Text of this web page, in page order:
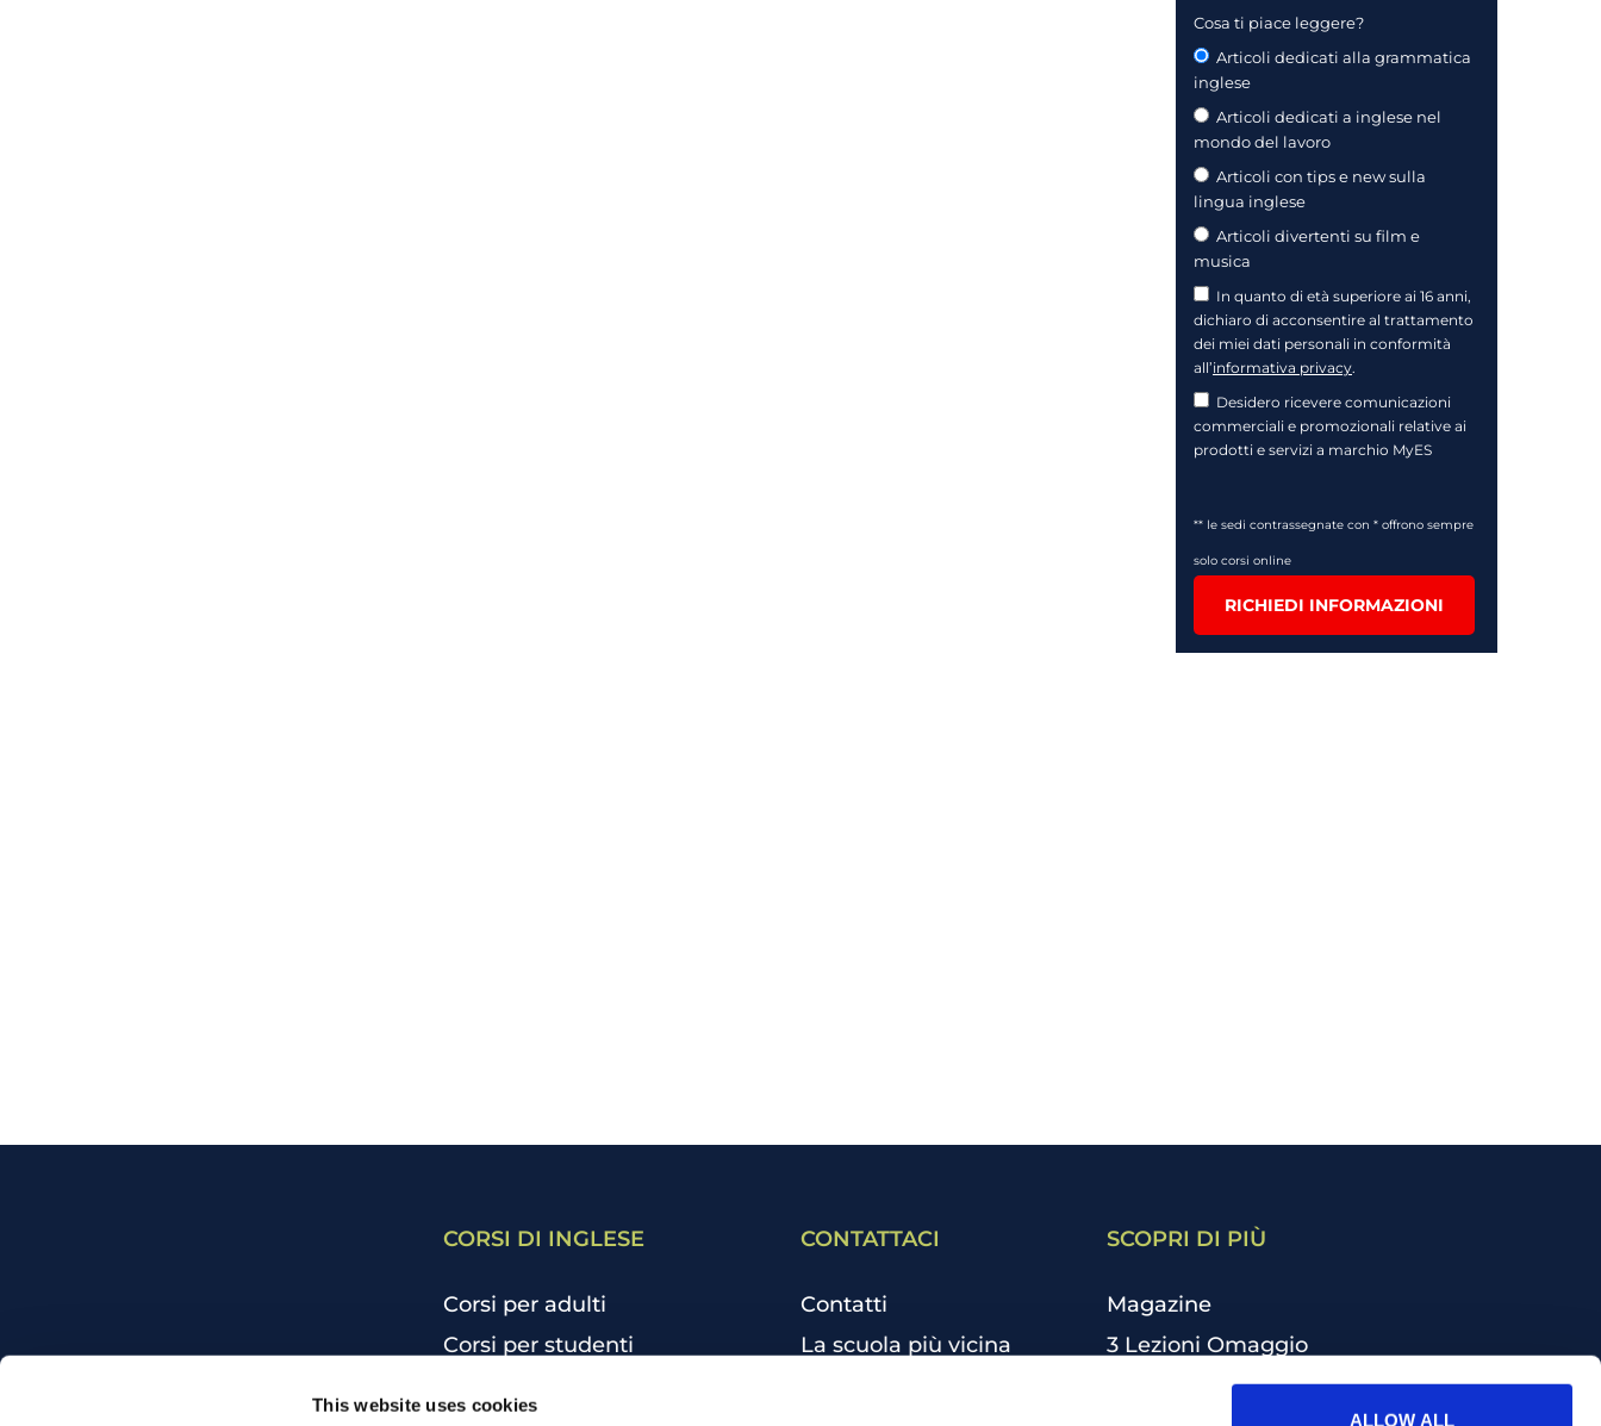
This website uses cookies
ALLOW ALL
Cosa ti piace leggere?
Articoli dedicati alla grammatica
inglese
Articoli dedicati a inglese nel
mondo del lavoro
Articoli con tips e new sulla
lingua inglese
Articoli divertenti su film e
musica
In quanto di età superiore ai 16 anni,
dichiaro di acconsentire al trattamento
dei miei dati personali in conformità
all’informativa privacy.
Desidero ricevere comunicazioni
commerciali e promozionali relative ai
prodotti e servizi a marchio MyES
** le sedi contrassegnate con * offrono sempre
solo corsi online
RICHIEDI INFORMAZIONI
CORSI DI INGLESE
Corsi per adulti
Corsi per studenti
CONTATTACI
Contatti
La scuola più vicina
SCOPRI DI PIÙ
Magazine
3 Lezioni Omaggio